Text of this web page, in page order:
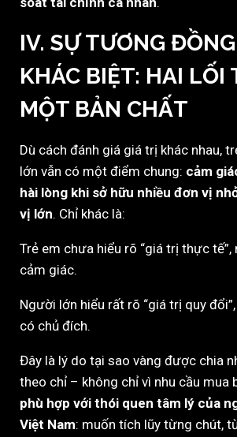
IV. SỰ TƯƠNG
KHÁC BIỆT: HAI LỐI
MỘT BẢN CHẤT
Dù cách đánh giá giá trị khác nhau,
lớn vẫn có một điểm chung: cảm
hài lòng khi sở hữu nhiều đơn vị
vị lớn. Chỉ khác là:
Trẻ em chưa hiểu rõ “giá trị thực tế”,
cảm giác.
Người lớn hiểu rất rõ “giá trị quy
có chủ đích.
Đây là lý do tại sao vàng được chia
theo chỉ – không chỉ vì nhu cầu mua
phù hợp với thói quen tâm lý của
Việt Nam: muốn tích lũy từng chút,